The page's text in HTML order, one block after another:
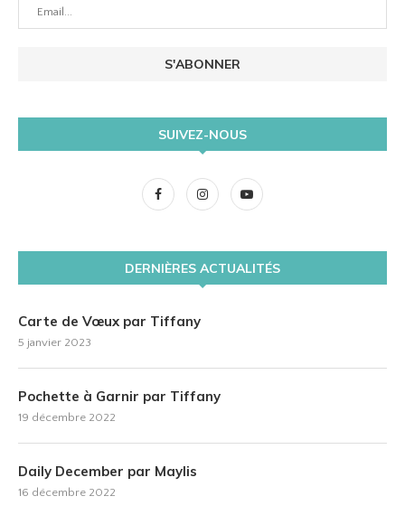
SUIVEZ-NOUS
DERNIÈRES ACTUALITÉS
Carte de Vœux par Tiffany
5 janvier 2023
Pochette à Garnir par Tiffany
19 décembre 2022
Daily December par Maylis
16 décembre 2022